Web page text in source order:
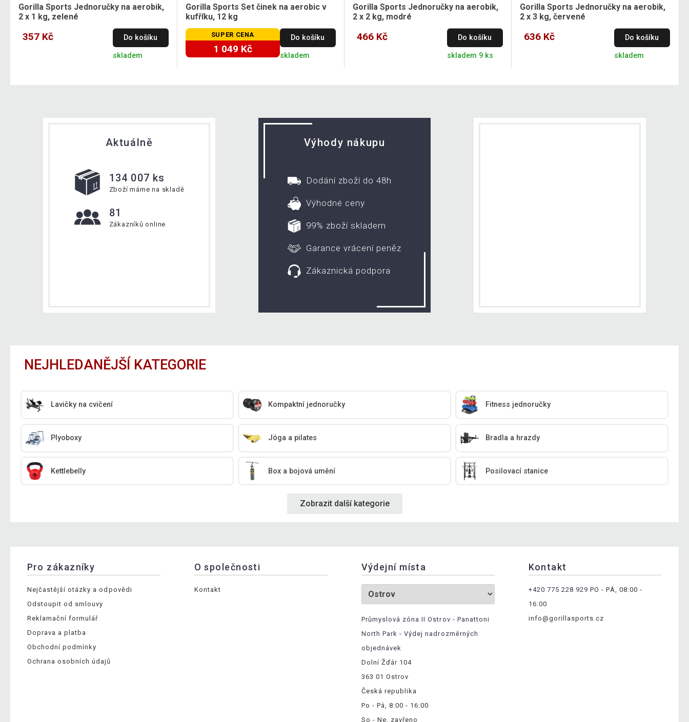
Gorilla Sports Jednoručky na aerobik,
2 x 1 kg, zelené
357 Kč Do košíku
skladem
Gorilla Sports Set činek na aerobic v
kufříku, 12 kg
SUPER CENA
1 049 Kč
Do košíku
skladem
Gorilla Sports Jednoručky na aerobik,
2 x 2 kg, modré
466 Kč Do košíku
skladem 9 ks
Gorilla Sports Jednoručky na aerobik,
2 x 3 kg, červené
636 Kč Do košíku
skladem
Aktuálně
134 007 ks
Zboží máme na skladě
81
Zákazníků online
Výhody nákupu
Dodání zboží do 48h
Výhodné ceny
99% zboží skladem
Garance vrácení peněz
Zákaznická podpora
NEJHLEDANĚJŠÍ KATEGORIE
Lavičky na cvičení Kompaktní jednoručky Fitness jednoručky
Plyoboxy Jóga a pilates Bradla a hrazdy
Kettlebelly Box a bojová umění Posilovací stanice
Zobrazit další kategorie
Pro zákazníky
Nejčastější otázky a odpovědi
Odstoupit od smlouvy
Reklamační formulář
Doprava a platba
Obchodní podmínky
Ochrana osobních údajů
O společnosti
Kontakt
Výdejní místa
Průmyslová zóna II Ostrov - Panattoni
North Park - Výdej nadrozměrných
objednávek
Dolní Žďár 104
363 01 Ostrov
Česká republika
Po - Pá, 8:00 - 16:00
So - Ne, zavřeno
Kontakt
+420 775 228 929 PO - PÁ, 08:00 -
16:00
info@gorillasports.cz